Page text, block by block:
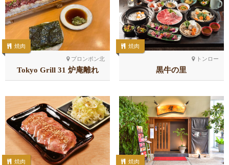
プロンポン北
焼肉
Tokyo Grill 31 炉庵離れ
トンロー
焼肉
黒牛の里
焼肉 焼肉